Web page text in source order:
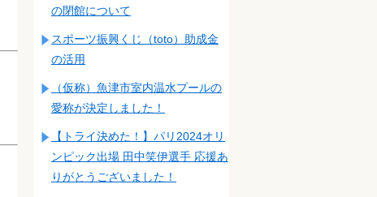
の閉館について
スポーツ振興くじ（toto）助成金
の活用
（仮称）魚津市室内温水プールの
愛称が決定しました！
【トライ決めた！】パリ2024オリ
ンピック出場 田中笑伊選手 応援あ
りがとうございました！